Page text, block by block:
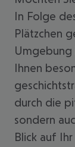
In Folge
Plätzchen
Umgebung
Ihnen
durch die
sondern
Blick auf